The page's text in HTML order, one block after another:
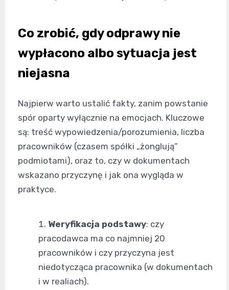
Co zrobić, gdy odprawy nie
wypłacono albo sytuacja jest
niejasna
Najpierw warto ustalić fakty, zanim powstanie
spór oparty wyłącznie na emocjach. Kluczowe
są: treść wypowiedzenia/porozumienia, liczba
pracowników (czasem spółki „żonglują”
podmiotami), oraz to, czy w dokumentach
wskazano przyczynę i jak ona wygląda w
praktyce.
Weryfikacja podstawy: czy
pracodawca ma co najmniej 20
pracowników i czy przyczyna jest
niedotycząca pracownika (w dokumentach
i w realiach).